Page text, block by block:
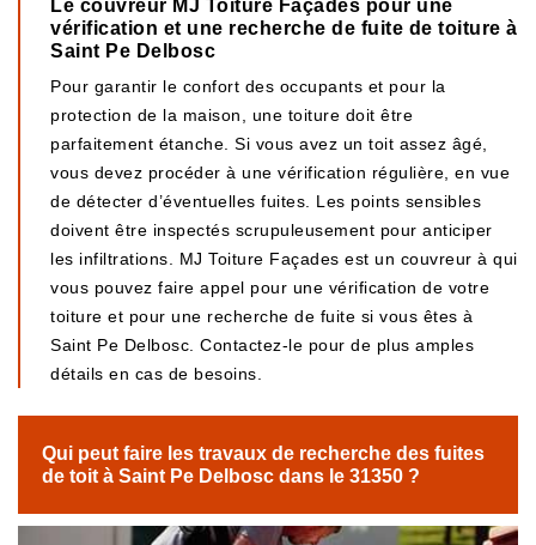
Le couvreur MJ Toiture Façades pour une
vérification et une recherche de fuite de toiture à
Saint Pe Delbosc
Pour garantir le confort des occupants et pour la
protection de la maison, une toiture doit être
parfaitement étanche. Si vous avez un toit assez âgé,
vous devez procéder à une vérification régulière, en vue
de détecter d’éventuelles fuites. Les points sensibles
doivent être inspectés scrupuleusement pour anticiper
les infiltrations. MJ Toiture Façades est un couvreur à qui
vous pouvez faire appel pour une vérification de votre
toiture et pour une recherche de fuite si vous êtes à
Saint Pe Delbosc. Contactez-le pour de plus amples
détails en cas de besoins.
Qui peut faire les travaux de recherche des fuites
de toit à Saint Pe Delbosc dans le 31350 ?